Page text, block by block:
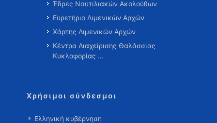
Έδρες Ναυτιλιακών Ακολούθων
Ευρετήριο Λιμενικών Αρχών
Χάρτης Λιμενικών Αρχών
Κέντρα Διαχείρισης Θαλάσσιας
Κυκλοφορίας …
Χρήσιμοι σύνδεσμοι
Ελληνική κυβέρνηση